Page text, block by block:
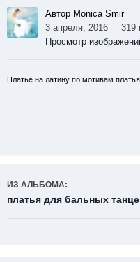
Автор Monica Smir
3 апреля, 2016
319
Просмотр
Платье на латину по мотивам
ИЗ АЛЬБОМА:
платья для бальных